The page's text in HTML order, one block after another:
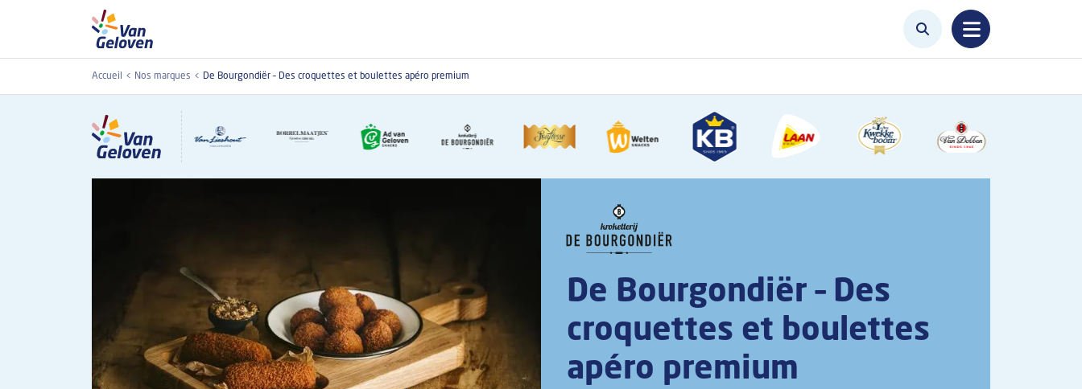
Aller au contenu principal
Accueil Nos marques De Bourgondiër – Des croquettes et boulettes apéro premium
De Bourgondiër – Des
croquettes et boulettes
apéro premium